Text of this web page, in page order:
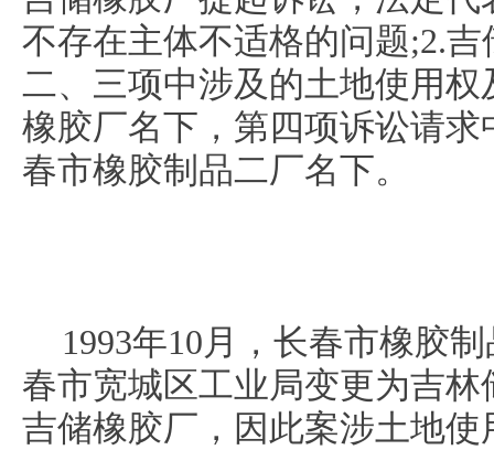
不存在主体不适格的问题;2.
二、三项中涉及的土地使用
橡胶厂名下，第四项诉讼请
春市橡胶制品二厂名下。
1993年10月，长春市橡胶
春市宽城区工业局变更为吉
吉储橡胶厂，因此案涉土地